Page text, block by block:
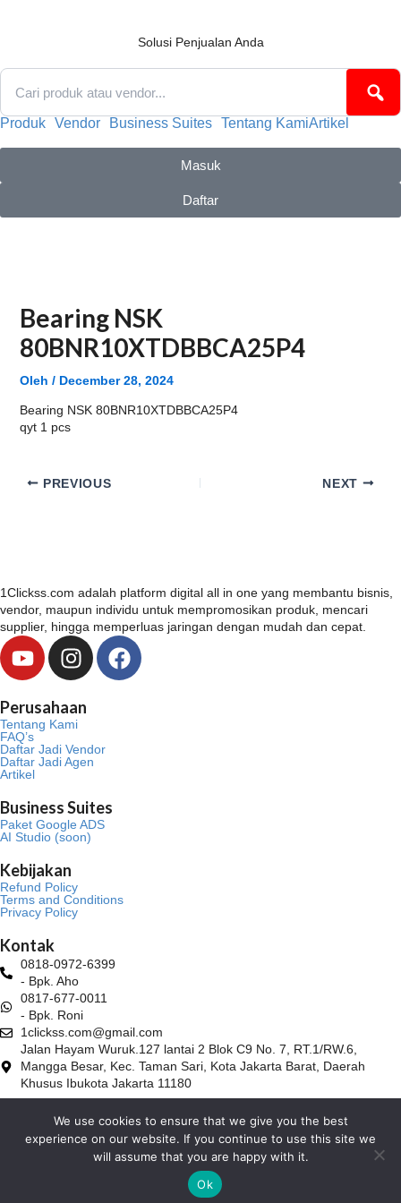
Solusi Penjualan Anda
Produk Vendor Business Suites Tentang KamiArtikel
Masuk
Daftar
Bearing NSK
80BNR10XTDBBCA25P4
Oleh / December 28, 2024
Bearing NSK 80BNR10XTDBBCA25P4
qyt 1 pcs
PREVIOUS NEXT
1Clickss.com adalah platform digital all in one yang membantu bisnis,
vendor, maupun individu untuk mempromosikan produk, mencari
supplier, hingga memperluas jaringan dengan mudah dan cepat.
Y
o
t
u
b
e
I
n
t
a
g
a
m
F
a
Perusahaan
Tentang Kami
FAQ’s
Daftar Jadi Vendor
Daftar Jadi Agen
Artikel
Business Suites
Paket Google ADS
AI Studio (soon)
Kebijakan
Refund Policy
Terms and Conditions
Privacy Policy
Kontak
0818-0972-6399
- Bpk. Aho
0817-677-0011
- Bpk. Roni
1clickss.com@gmail.com
Jalan Hayam Wuruk.127 lantai 2 Blok C9 No. 7, RT.1/RW.6,
Mangga Besar, Kec. Taman Sari, Kota Jakarta Barat, Daerah
Khusus Ibukota Jakarta 11180
© 2026 1Clickss.com. All rights reserved.
We use cookies to ensure that we give you the best
experience on our website. If you continue to use this site we
will assume that you are happy with it.
Ok